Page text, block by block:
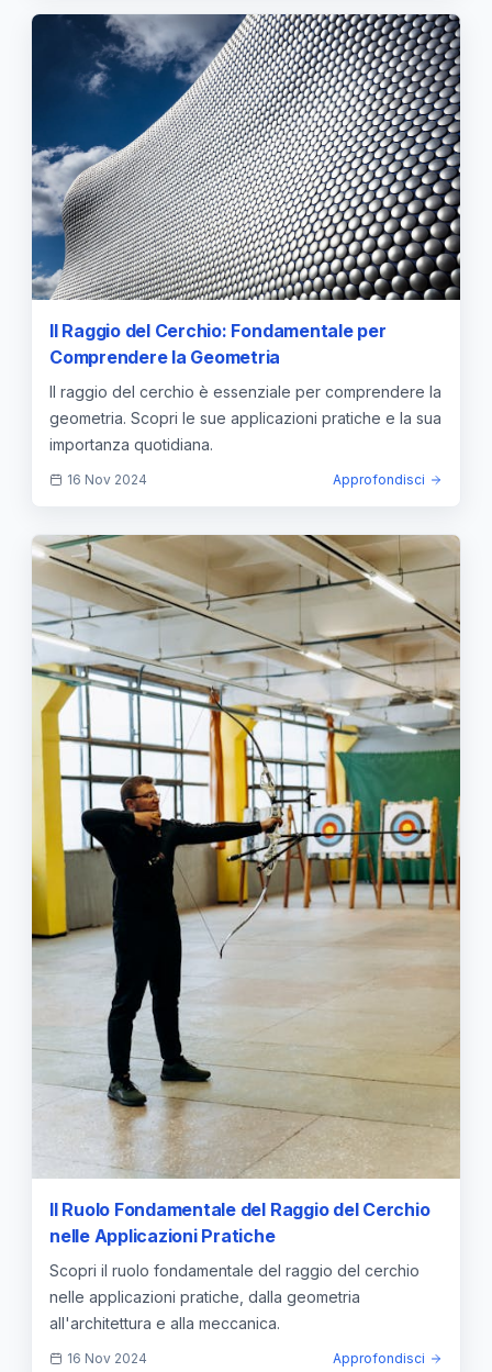
Il Raggio del Cerchio: Fondamentale per
Comprendere la Geometria
Il raggio del cerchio è essenziale per comprendere la
geometria. Scopri le sue applicazioni pratiche e la sua
importanza quotidiana.
16 Nov 2024 Approfondisci
Il Ruolo Fondamentale del Raggio del Cerchio
nelle Applicazioni Pratiche
Scopri il ruolo fondamentale del raggio del cerchio
nelle applicazioni pratiche, dalla geometria
all'architettura e alla meccanica.
16 Nov 2024 Approfondisci